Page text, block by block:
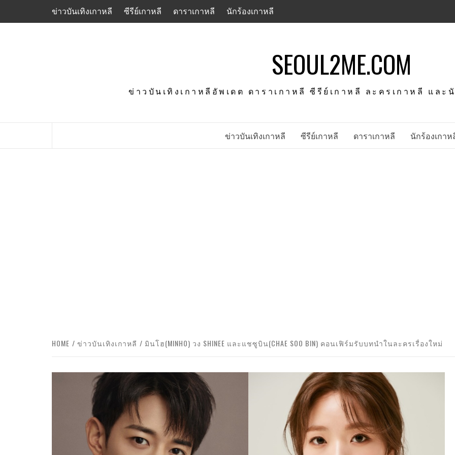
ข่าวบันเทิงเกาหลี ซีรีย์เกาหลี ดาราเกาหลี นักร้องเกาหลี
SEOUL2ME.COM
ข่าวบันเทิงเกาหลีอัพเดต ดาราเกาหลี ซีรีย์เกาหลี ละครเกาหลี และ
ข่าวบันเทิงเกาหลี ซีรีย์เกาหลี ดาราเกาหลี นักร้องเกาห
HOME ข่าวบันเทิงเกาหลี มินโฮ(MINHO) วง SHINEE และแชซูบิน(CHAE SOO BIN) คอนเฟิร์มรับบทนำในละครเรื่องใหม่